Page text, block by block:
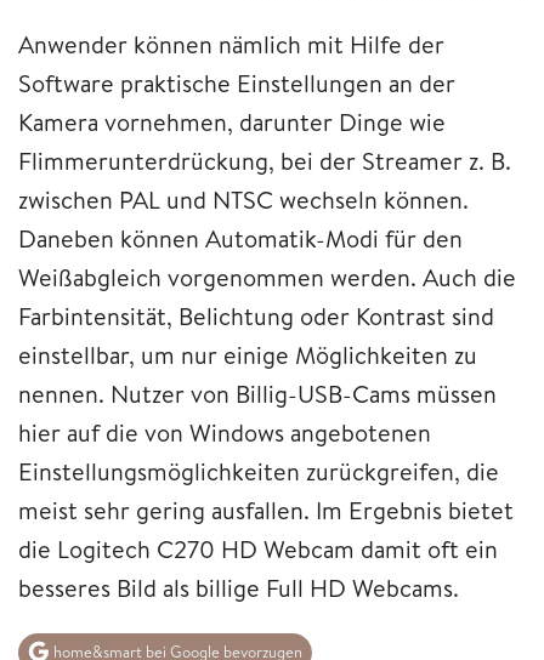
Anwender können nämlich mit Hilfe der
Software praktische Einstellungen an der
Kamera vornehmen, darunter Dinge wie
Flimmerunterdrückung, bei der Streamer z. B.
zwischen PAL und NTSC wechseln können.
Daneben können Automatik-Modi für den
Weißabgleich vorgenommen werden. Auch die
Farbintensität, Belichtung oder Kontrast sind
einstellbar, um nur einige Möglichkeiten zu
nennen. Nutzer von Billig-USB-Cams müssen
hier auf die von Windows angebotenen
Einstellungsmöglichkeiten zurückgreifen, die
meist sehr gering ausfallen. Im Ergebnis bietet
die Logitech C270 HD Webcam damit oft ein
besseres Bild als billige Full HD Webcams.
home&smart bei Google bevorzugen